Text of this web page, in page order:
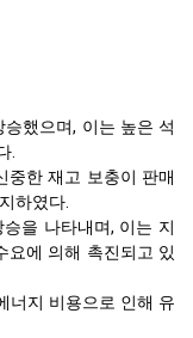
했으며, 이는 높은 석
.
중한 재고 보충이 판매
하였다.
을 나타내며, 이는 지
요에 의해 촉진되고 있
너지 비용으로 인해 유